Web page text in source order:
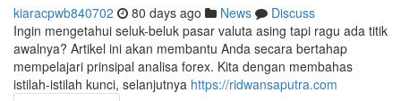
kiaracpwb840702 80 days ago News
Discuss
Ingin mengetahui seluk-beluk pasar valuta asing tapi ragu ada titik
awalnya? Artikel ini akan membantu Anda secara bertahap
mempelajari prinsipal analisa forex. Kita dengan membahas
istilah-istilah kunci, selanjutnya https://ridwansaputra.com